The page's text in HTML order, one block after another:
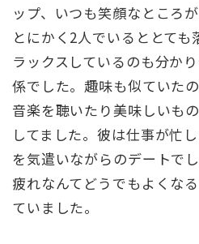
ップ、いつも笑顔なところ
とにかく2人でいるととても
ラックスしているのも分か
係でした。趣味も似ていた
音楽を聴いたり美味しいも
してました。彼は仕事が忙
を気遣いながらのデートで
疲れなんてどうでもよくな
ていました。